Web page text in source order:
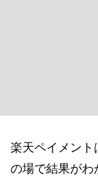
楽天ペイメント
の場で結果がわ